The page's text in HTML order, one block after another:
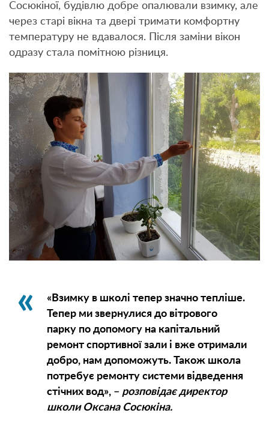
Сосюкіної, будівлю добре опалювали взимку, але
через старі вікна та двері тримати комфортну
температуру не вдавалося. Після заміни вікон
одразу стала помітною різниця.
«Взимку в школі тепер значно тепліше.
Тепер ми звернулися до вітрового
парку по допомогу на капітальний
ремонт спортивної зали і вже отримали
добро, нам допоможуть. Також школа
потребує ремонту системи відведення
стічних вод», – розповідає директор
школи Оксана Сосюкіна.